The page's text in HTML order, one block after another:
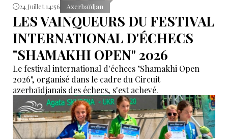
24 Juillet 14:56 Azerbaïdjan
LES VAINQUEURS DU FESTIVAL
INTERNATIONAL D'ÉCHECS
"SHAMAKHI OPEN" 2026
Le festival international d'échecs "Shamakhi Open
2026", organisé dans le cadre du Circuit
azerbaïdjanais des échecs, s'est achevé.